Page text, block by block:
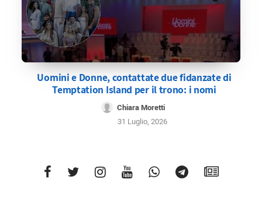
Uomini e Donne, contattate due fidanzate di
Temptation Island per il trono: i nomi
Chiara Moretti
31 Luglio, 2026